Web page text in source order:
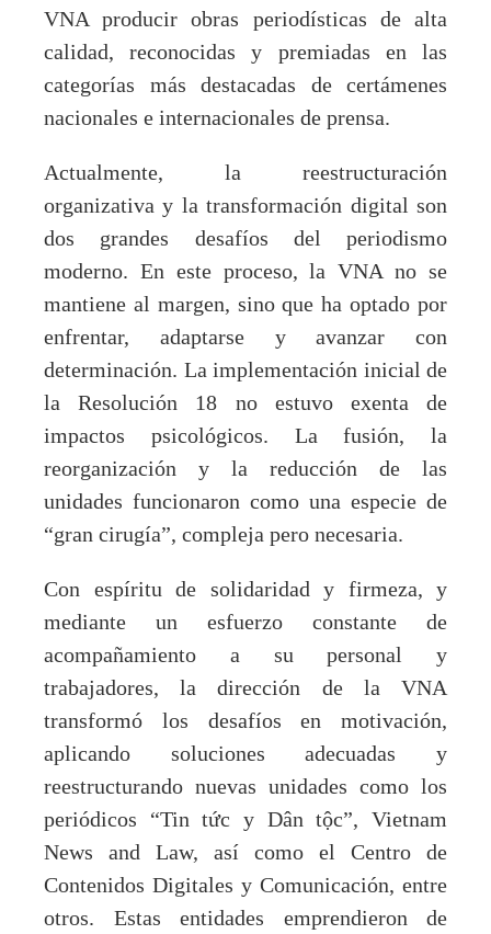
VNA producir obras periodísticas de alta
calidad, reconocidas y premiadas en las
categorías más destacadas de certámenes
nacionales e internacionales de prensa.
Actualmente, la reestructuración
organizativa y la transformación digital son
dos grandes desafíos del periodismo
moderno. En este proceso, la VNA no se
mantiene al margen, sino que ha optado por
enfrentar, adaptarse y avanzar con
determinación. La implementación inicial de
la Resolución 18 no estuvo exenta de
impactos psicológicos. La fusión, la
reorganización y la reducción de las
unidades funcionaron como una especie de
“gran cirugía”, compleja pero necesaria.
Con espíritu de solidaridad y firmeza, y
mediante un esfuerzo constante de
acompañamiento a su personal y
trabajadores, la dirección de la VNA
transformó los desafíos en motivación,
aplicando soluciones adecuadas y
reestructurando nuevas unidades como los
periódicos “Tin tức y Dân tộc”, Vietnam
News and Law, así como el Centro de
Contenidos Digitales y Comunicación, entre
otros. Estas entidades emprendieron de